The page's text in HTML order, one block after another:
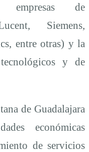
empresas de
Siemens,
entre otras) y la
y de
de Guadalajara
económicas
de servicios